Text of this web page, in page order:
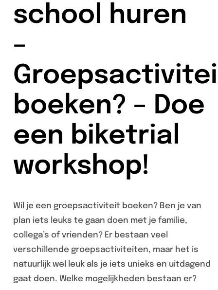
school huren
–
boeken? – Doe
een biketrial
workshop!
Wil je een groepsactiviteit boeken? Ben je van
plan iets leuks te gaan doen met je familie,
collega’s of vrienden? Er bestaan veel
verschillende groepsactiviteiten, maar het is
natuurlijk wel leuk als je iets unieks en uitdagend
gaat doen. Welke mogelijkheden bestaan er?